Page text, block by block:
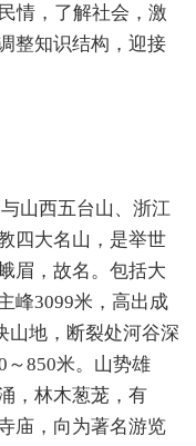
，了解社会，激
整知识结构，迎接
山西五台山、浙江
四大名山，是举世
眉，故名。包括大
峰3099米，高出成
山地，断裂处河谷深
～850米。山势雄
，林木葱茏，有
庙，向为著名游览